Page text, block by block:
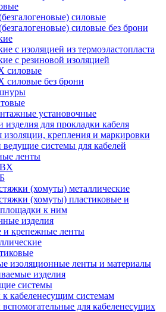
силовые
силовые без брони
с изоляцией из термоэластопласта
с резиновой изоляцией
силовые
без брони
установочные
изделия для прокладки кабеля
изоляции, крепления и маркировки
системы для кабелей
ленты
(хомуты) металлические
(хомуты) пластиковые и
к ним
изделия
крепежные ленты
изоляционные ленты и материалы
изделия
системы
к кабеленесущим системам
для кабеленесущих